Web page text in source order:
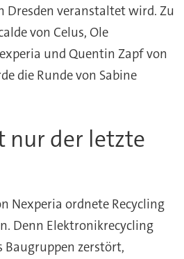
Dresden veranstaltet wird. Zu
von Celus, Ole
und Quentin Zapf von
die Runde von Sabine
nur der letzte
Nexperia ordnete Recycling
Denn Elektronikrecycling
Baugruppen zerstört,